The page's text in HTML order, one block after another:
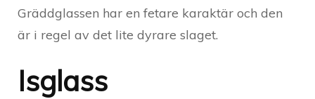
Gräddglassen har en fetare karaktär och den
är i regel av det lite dyrare slaget.
Isglass